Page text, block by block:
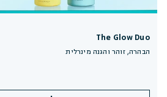
The Glow Duo
הבהרה, זוהר והגנה מינרלית